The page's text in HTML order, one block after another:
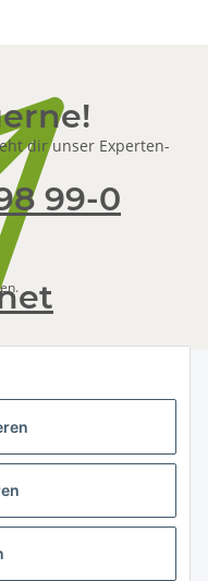
dir unser Experten-
99-0
jederzeit widerruflich
per E-Mail zu.